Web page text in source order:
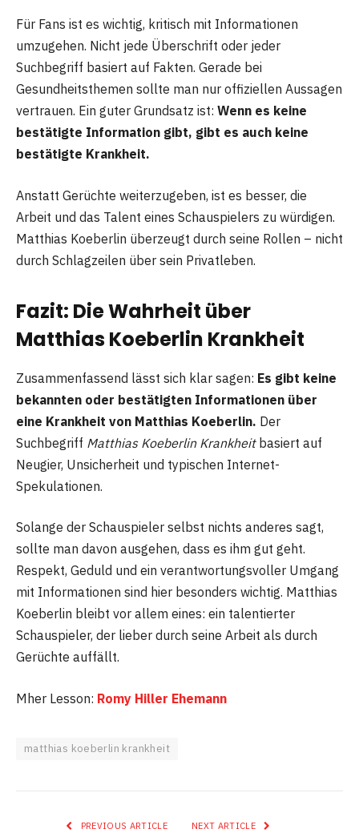
Für Fans ist es wichtig, kritisch mit Informationen
umzugehen. Nicht jede Überschrift oder jeder
Suchbegriff basiert auf Fakten. Gerade bei
Gesundheitsthemen sollte man nur offiziellen Aussagen
vertrauen. Ein guter Grundsatz ist: Wenn es keine
bestätigte Information gibt, gibt es auch keine
bestätigte Krankheit.
Anstatt Gerüchte weiterzugeben, ist es besser, die
Arbeit und das Talent eines Schauspielers zu würdigen.
Matthias Koeberlin überzeugt durch seine Rollen – nicht
durch Schlagzeilen über sein Privatleben.
Fazit: Die Wahrheit über
Matthias Koeberlin Krankheit
Zusammenfassend lässt sich klar sagen: Es gibt keine
bekannten oder bestätigten Informationen über
eine Krankheit von Matthias Koeberlin. Der
Suchbegriff Matthias Koeberlin Krankheitbasiert auf
Neugier, Unsicherheit und typischen Internet-
Spekulationen.
Solange der Schauspieler selbst nichts anderes sagt,
sollte man davon ausgehen, dass es ihm gut geht.
Respekt, Geduld und ein verantwortungsvoller Umgang
mit Informationen sind hier besonders wichtig. Matthias
Koeberlin bleibt vor allem eines: ein talentierter
Schauspieler, der lieber durch seine Arbeit als durch
Gerüchte auffällt.
Mher Lesson: Romy Hiller Ehemann
matthias koeberlin krankheit
PREVIOUS ARTICLE NEXT ARTICLE